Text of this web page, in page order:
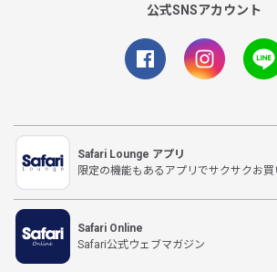
公式SNSアカウント
Safari Lounge アプリ
限定の機能もあるアプリでサクサクお買
Safari Online
Safari公式ウェブマガジン